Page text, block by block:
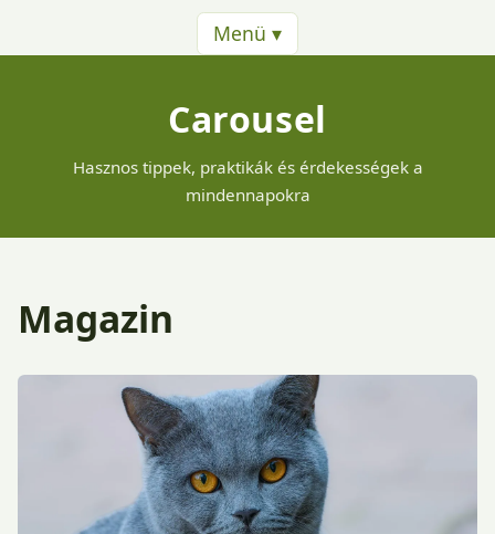
Menü ▾
Carousel
Hasznos tippek, praktikák és érdekességek a
mindennapokra
Magazin